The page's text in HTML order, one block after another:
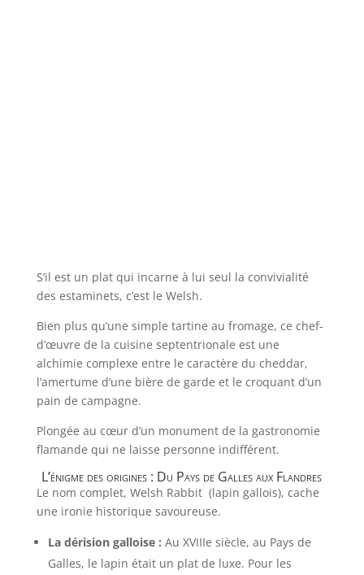
S’il est un plat qui incarne à lui seul la convivialité
des estaminets, c’est le Welsh.
Bien plus qu’une simple tartine au fromage, ce chef-
d’œuvre de la cuisine septentrionale est une
alchimie complexe entre le caractère du cheddar,
l’amertume d’une bière de garde et le croquant d’un
pain de campagne.
Plongée au cœur d’un monument de la gastronomie
flamande qui ne laisse personne indifférent.
L’énigme des origines : Du Pays de Galles aux Flandres
Le nom complet, Welsh Rabbit (lapin gallois), cache
une ironie historique savoureuse.
La dérision galloise : Au XVIIIe siècle, au Pays de
Galles, le lapin était un plat de luxe. Pour les